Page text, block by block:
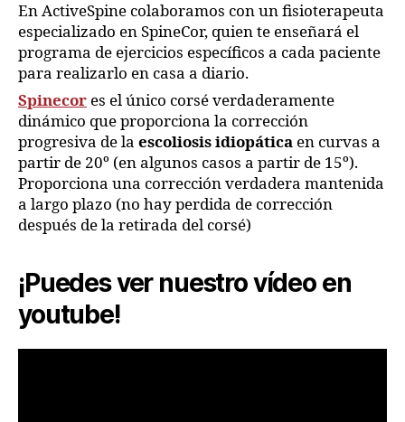
En ActiveSpine colaboramos con un fisioterapeuta
especializado en SpineCor, quien te enseñará el
programa de ejercicios específicos a cada paciente
para realizarlo en casa a diario.
Spinecor es el único corsé verdaderamente
dinámico que proporciona la corrección
progresiva de la escoliosis idiopática en curvas a
partir de 20º (en algunos casos a partir de 15º).
Proporciona una corrección verdadera mantenida
a largo plazo (no hay perdida de corrección
después de la retirada del corsé)
¡Puedes ver nuestro vídeo en
youtube!